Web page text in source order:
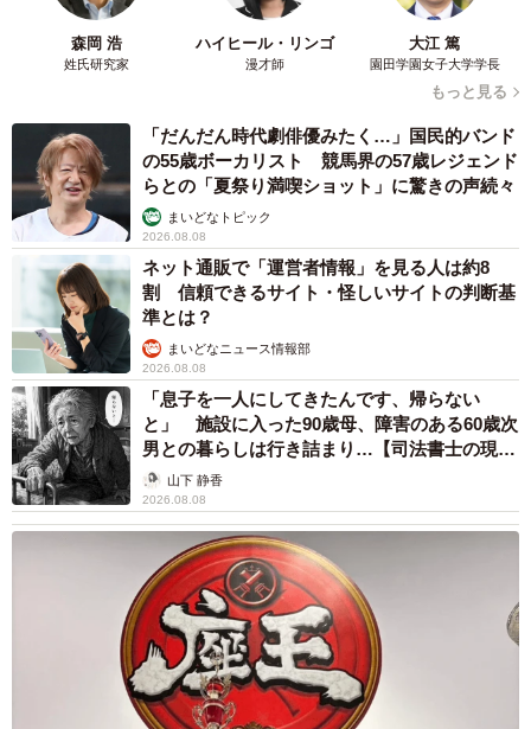
森岡 浩
姓氏研究家
ハイヒール・リンゴ
漫才師
大江 篤
園田学園女子大学学長
もっと見る
「だんだん時代劇俳優みたく…」国民的バンド
の55歳ボーカリスト 競馬界の57歳レジェンド
らとの「夏祭り満喫ショット」に驚きの声続々
まいどなトピック
2026.08.08
ネット通販で「運営者情報」を見る人は約8
割 信頼できるサイト・怪しいサイトの判断基
準とは？
まいどなニュース情報部
2026.08.08
「息子を一人にしてきたんです、帰らない
と」 施設に入った90歳母、障害のある60歳次
男との暮らしは行き詰まり…【司法書士の現場
から】山下 静香
2026.08.08